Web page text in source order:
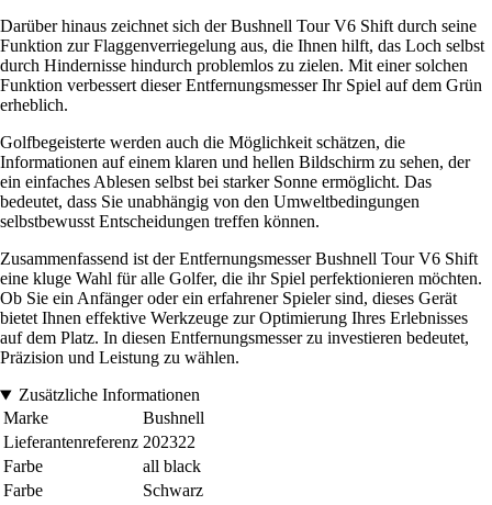
Darüber hinaus zeichnet sich der Bushnell Tour V6 Shift durch seine
Funktion zur Flaggenverriegelung aus, die Ihnen hilft, das Loch selbst
durch Hindernisse hindurch problemlos zu zielen. Mit einer solchen
Funktion verbessert dieser Entfernungsmesser Ihr Spiel auf dem Grün
erheblich.
Golfbegeisterte werden auch die Möglichkeit schätzen, die
Informationen auf einem klaren und hellen Bildschirm zu sehen, der
ein einfaches Ablesen selbst bei starker Sonne ermöglicht. Das
bedeutet, dass Sie unabhängig von den Umweltbedingungen
selbstbewusst Entscheidungen treffen können.
Zusammenfassend ist der Entfernungsmesser Bushnell Tour V6 Shift
eine kluge Wahl für alle Golfer, die ihr Spiel perfektionieren möchten.
Ob Sie ein Anfänger oder ein erfahrener Spieler sind, dieses Gerät
bietet Ihnen effektive Werkzeuge zur Optimierung Ihres Erlebnisses
auf dem Platz. In diesen Entfernungsmesser zu investieren bedeutet,
Präzision und Leistung zu wählen.
Zusätzliche Informationen
Marke
Bushnell
Lieferantenreferenz 202322
Farbe
all black
Farbe
Schwarz